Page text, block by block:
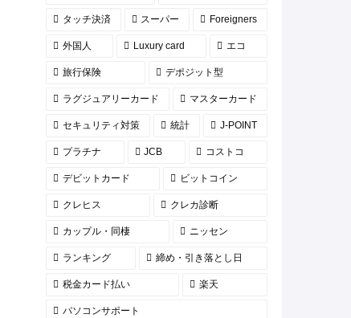
タッチ決済 スーパー Foreigners
外国人 Luxury card エコ
旅行保険 デポジット型
ラグジュアリーカード マスターカード
セキュリティ対策 統計 J-POINT
プラチナ JCB コストコ
デビットカード ビットコイン
クレヒス クレカ診断
カップル・同棲 ニッセン
ランキング 締め・引き落とし日
税金カード払い 楽天
パソコンサポート